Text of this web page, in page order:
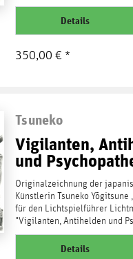
x 420 mm, DIN...
weiterlesenDetails
350,00 € *
Tsuneko
Vigilanten,
und
Originalzeichnung der
Künstlerin Tsuneko
für den Lichtspielführer
"Vigilanten, Antihelden und
....
weiterlesenDetails